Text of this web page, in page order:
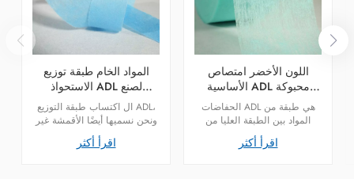
المواد الخام طبقة توزيع
الاستحواذ ADL لصنع
حفاضات الأطفال
ال اكتساب طبقة التوزيع ADL،
ونحن نسميها أيضًا الأقمشة غير
عبارة عن طبقة من المواد بين
اقرأ أكثر
اللون الأخضر امتصاص
الأساسية ADL محبوكة
لحفاضات الأطفال لحفاضات
الكبار
الحفاضات ADL هي طبقة من
المواد بين الطبقة العليا من
الحفاضة وقلب الحفاضة، مما
يجعل الحفاضة سميكة بالتساوي
اقرأ أكثر